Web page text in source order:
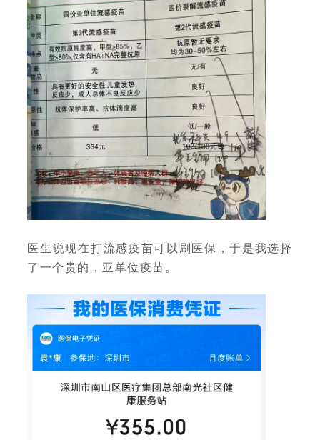
医生说现在打流感疫苗可以刷医保，于是我选择
了一个贵的，亚单位疫苗。